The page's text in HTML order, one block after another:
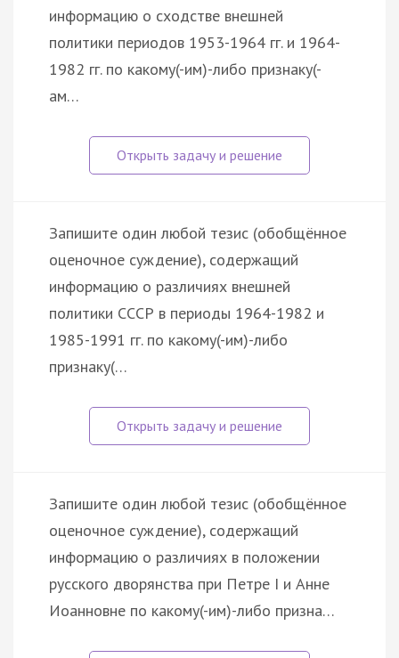
информацию о сходстве внешней
политики периодов 1953-1964 гг. и 1964-
1982 гг. по какому(-им)-либо признаку(-
ам…
Запишите один любой тезис (обобщённое
оценочное суждение), содержащий
информацию о различиях внешней
политики СССР в периоды 1964-1982 и
1985-1991 гг. по какому(-им)-либо
признаку(…
Запишите один любой тезис (обобщённое
оценочное суждение), содержащий
информацию о различиях в положении
русского дворянства при Петре I и Анне
Иоанновне по какому(-им)-либо призна…